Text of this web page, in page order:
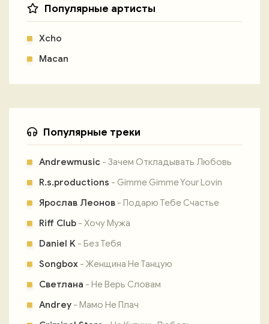
Популярные артисты
Xcho
Macan
Популярные треки
Andrewmusic - Зачем Откладывать Любовь
R.s.productions - Gimme Gimme Your Lovin
Ярослав Леонов - Подарю Тебе Счастье
Riff Club - Хочу Мужа
Daniel K - Без Тебя
Songbox - Женщина Не Танцую
Светлана - Не Верь Словам
Andrey - Мамо Не Плач